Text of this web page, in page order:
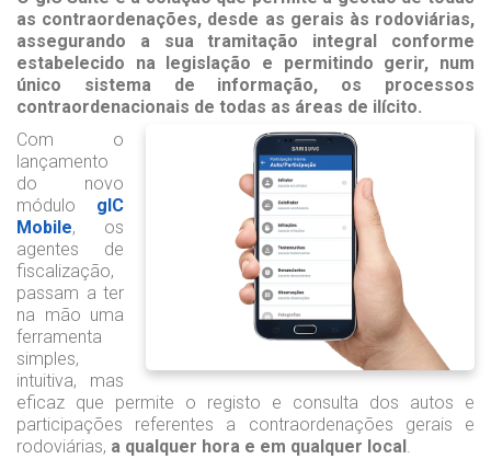
as contraordenações, desde as gerais às rodoviárias,
assegurando a sua tramitação integral conforme
estabelecido na legislação e permitindo gerir, num
único sistema de informação, os processos
contraordenacionais de todas as áreas de ilícito.
Com o
lançamento
do novo
módulo gIC
Mobile, os
agentes de
fiscalização,
passam a ter
na mão uma
ferramenta
simples,
intuitiva, mas
eficaz que permite o registo e consulta dos autos e
participações referentes a contraordenações gerais e
rodoviárias, a qualquer hora e em qualquer local .